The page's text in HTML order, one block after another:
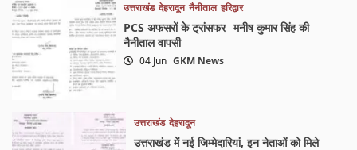
उत्तराखंड देहरादून नैनीताल हरिद्वार
PCS अफसरों के ट्रांसफर_ मनीष कुमार सिंह की
नैनीताल वापसी
04 Jun GKM News
उत्तराखंड देहरादून
उत्तराखंड में नई जिम्मेदारियां, इन नेताओं को मिले